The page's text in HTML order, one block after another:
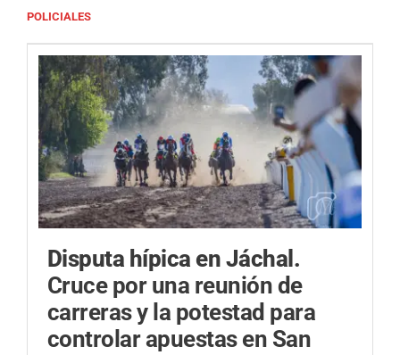
POLICIALES
Disputa hípica en Jáchal.
Cruce por una reunión de
carreras y la potestad para
controlar apuestas en San